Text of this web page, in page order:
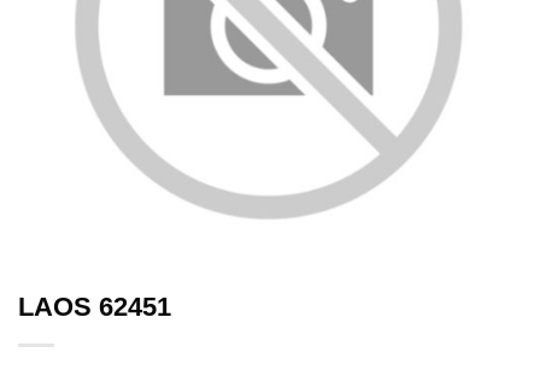
LAOS 62451